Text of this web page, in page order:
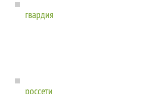
гвардия
россети